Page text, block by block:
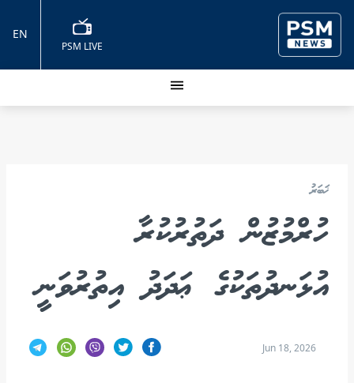
PSM LIVE
EN
ޚަބަރު
ހުރްމުޒުން ދަތުރުކުރާ
އުޅަނދުތަކުގެ ޢަދަދު އިތުރުވަނީ
Jun 18, 2026